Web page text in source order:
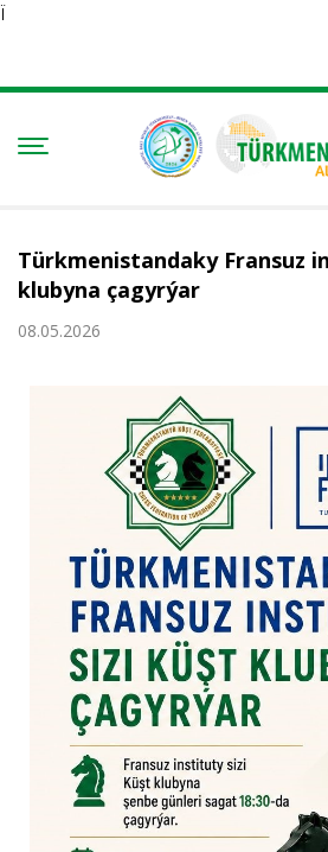
Ï
Türkmenistandaky Fransuz
klubyna çagyrýar
08.05.2026